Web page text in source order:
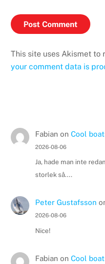
This site uses Akismet to
your comment data is
Fabian on Cool
2026-08-06
Ja, hade man inte
storlek så....
Peter Gustafsson
2026-08-06
Nice!
Fabian on Cool